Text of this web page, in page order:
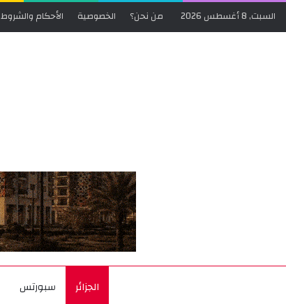
السبت, 8 أغسطس 2026 من نحن؟ الخصوصية الأحكام والشروط
الجزائر سبورتس